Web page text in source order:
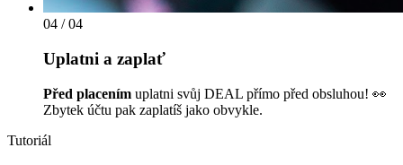
04 / 04
Uplatni a zaplať
Před placením uplatni svůj DEAL přímo před obsluhou! 👀
Zbytek účtu pak zaplatíš jako obvykle.
Tutoriál